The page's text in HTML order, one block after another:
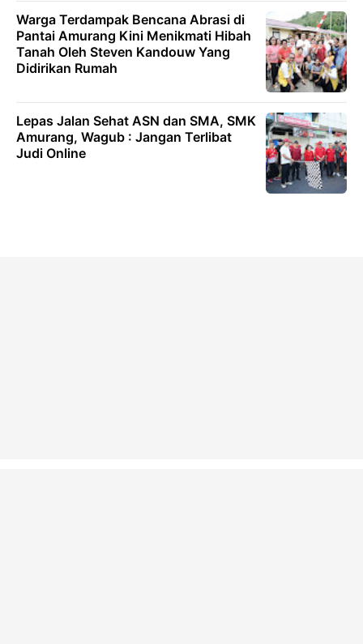
Warga Terdampak Bencana Abrasi di
Pantai Amurang Kini Menikmati Hibah
Tanah Oleh Steven Kandouw Yang
Didirikan Rumah
Lepas Jalan Sehat ASN dan SMA, SMK
Amurang, Wagub : Jangan Terlibat
Judi Online